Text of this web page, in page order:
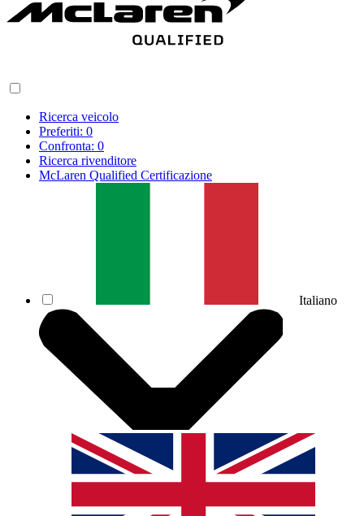
Ricerca veicolo
Preferiti: 0
Confronta: 0
Ricerca rivenditore
McLaren Qualified Certificazione
Italiano